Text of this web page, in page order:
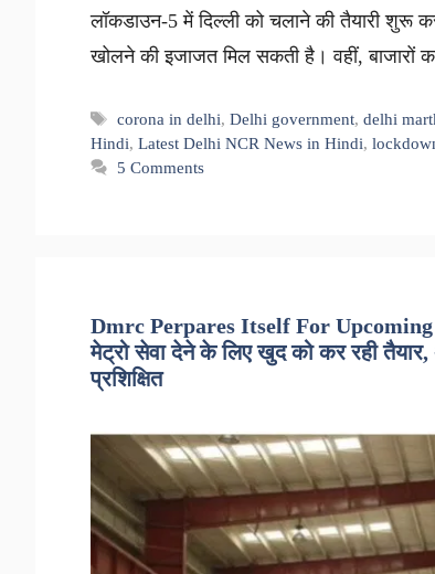
लॉकडाउन-5 में दिल्ली को चलाने की तैयारी शुरू
खोलने की इजाजत मिल सकती है। वहीं, बाजारों
Tags
corona in delhi,Delhi government,delhi
Hindi, Latest Delhi NCR News in Hindi,
5 Comments
Dmrc Perpares Itself For Upcoming
मेट्रो सेवा देने के लिए खुद को कर रही
प्रशिक्षित